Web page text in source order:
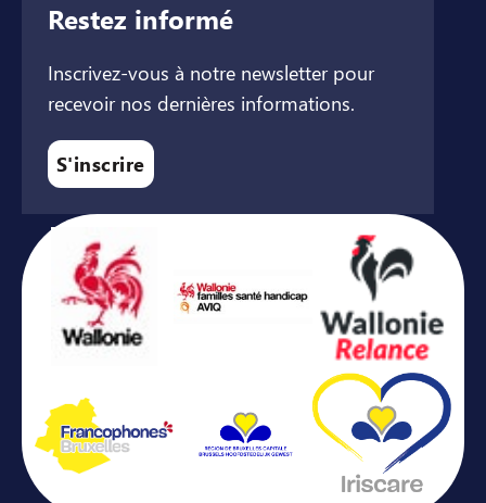
Restez informé
Inscrivez-vous à notre newsletter pour
recevoir nos dernières informations.
S'inscrire
Avec le soutien de ...